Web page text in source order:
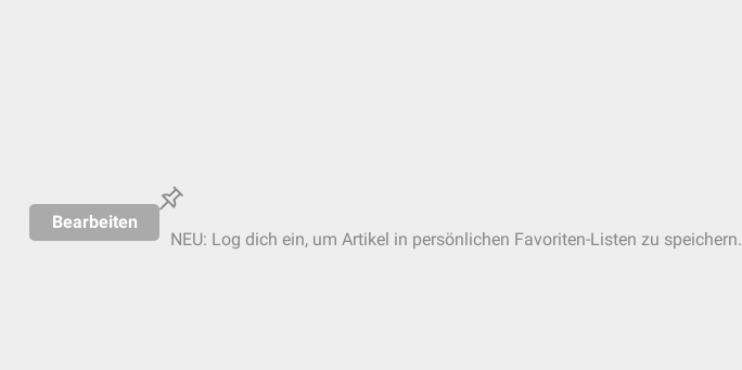
Bearbeiten
NEU: Log dich ein, um Artikel in persönlichen Favoriten-Listen zu speichern.